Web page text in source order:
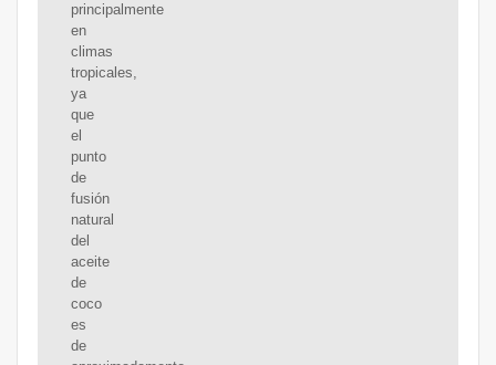
principalmente
en
climas
tropicales,
ya
que
el
punto
de
fusión
natural
del
aceite
de
coco
es
de